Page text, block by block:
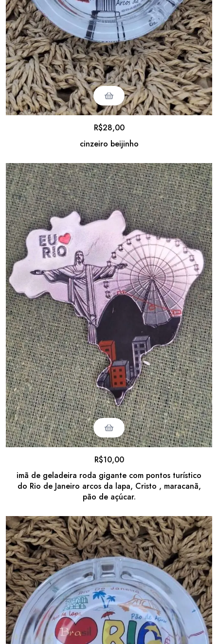
cinzeiro beijinho
R$28,00
imã de geladeira roda gigante com pontos turístico
do Rio de Janeiro arcos da lapa, Cristo , maracanã,
pão de açúcar.
R$10,00